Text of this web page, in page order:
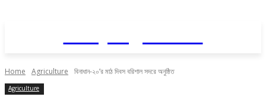
Home Agriculture বিনাধান-২০’র মাঠ দিবস বরিশাল সদরে অনুষ্ঠিত
Agriculture